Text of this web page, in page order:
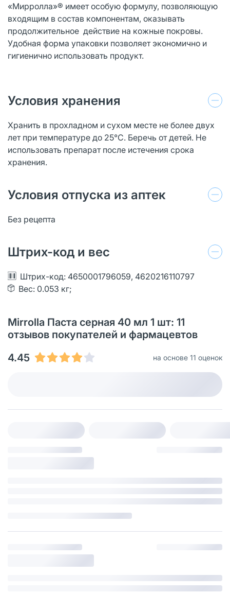
«Мирролла»® имеет особую формулу, позволяющую
входящим в состав компонентам, оказывать
продолжительное действие на кожные покровы.
Удобная форма упаковки позволяет экономично и
гигиенично использовать продукт.
Условия хранения
Хранить в прохладном и сухом месте не более двух
лет при температуре до 25°C. Беречь от детей. Не
использовать препарат после истечения срока
хранения.
Условия отпуска из аптек
Без рецепта
Штрих-код и вес
Штрих-код: 4650001796059, 4620216110797
Вес: 0.053 кг;
Mirrolla Паста серная 40 мл 1 шт: 11
отзывов покупателей и фармацевтов
4.45
на основе 11 оценок